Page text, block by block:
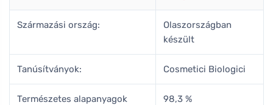
Származási ország:
Olaszországban
készült
Tanúsítványok: Cosmetici Biologici
Természetes alapanyagok
98,3 %